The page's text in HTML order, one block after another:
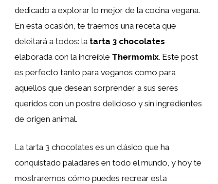
dedicado a explorar lo mejor de la cocina vegana.
En esta ocasión, te traemos una receta que
deleitará a todos: la tarta 3 chocolates
elaborada con la increíble Thermomix. Este post
es perfecto tanto para veganos como para
aquellos que desean sorprender a sus seres
queridos con un postre delicioso y sin ingredientes
de origen animal.
La tarta 3 chocolates es un clásico que ha
conquistado paladares en todo el mundo, y hoy te
mostraremos cómo puedes recrear esta